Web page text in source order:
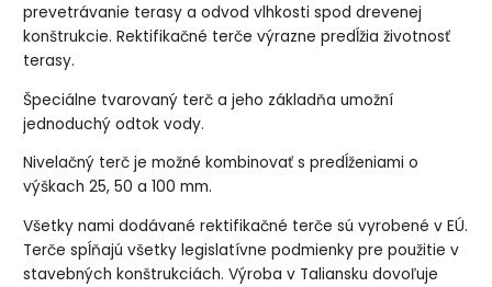
prevetrávanie terasy a odvod vlhkosti spod drevenej
konštrukcie. Rektifikačné terče výrazne predĺžia životnosť
terasy.
Špeciálne tvarovaný terč a jeho základňa umožní
jednoduchý odtok vody.
Nivelačný terč je možné kombinovať s predĺženiami o
výškach 25, 50 a 100 mm.
Všetky nami dodávané rektifikačné terče sú vyrobené v EÚ.
Terče spĺňajú všetky legislatívne podmienky pre použitie v
stavebných konštrukciách. Výroba v Taliansku dovoľuje